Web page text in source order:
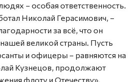
– особая ответственность.
Николай Герасимович, –
за всё, что он
великой страны. Пусть
и офицеры – равняются на
Кузнецов, продолжают
флоту и Отечеству».